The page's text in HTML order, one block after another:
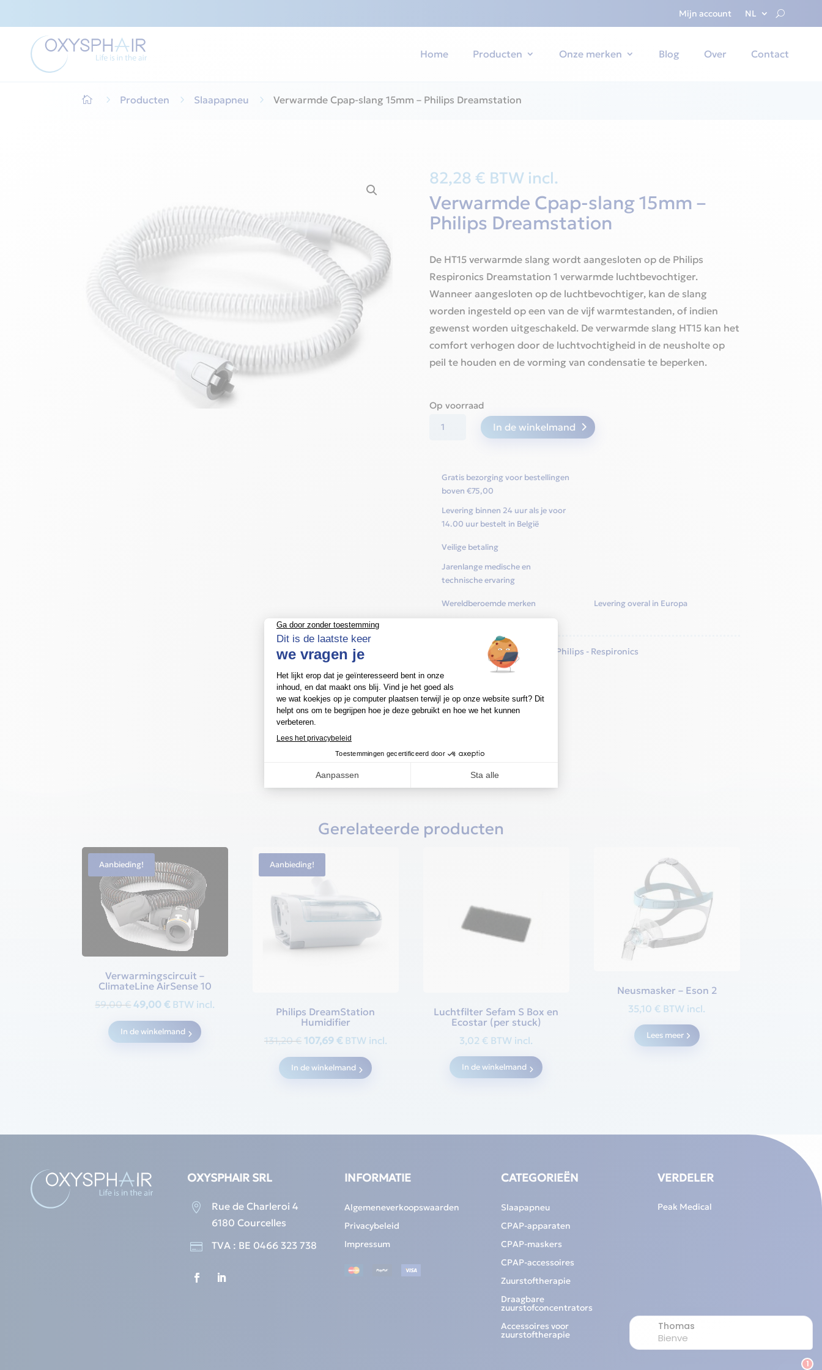
Mijn account NL
Home Producten Onze merken Blog Over Contact
 5 Producten 5 Slaapapneu 5 Verwarmde Cpap-slang 15mm – Philips Dreamstation
82,28 € BTW incl.
Verwarmde Cpap-slang 15mm –
Philips Dreamstation
De HT15 verwarmde slang wordt aangesloten op de Philips
Respironics Dreamstation 1 verwarmde luchtbevochtiger.
Wanneer aangesloten op de luchtbevochtiger, kan de slang
worden ingesteld op een van de vijf warmtestanden, of indien
gewenst worden uitgeschakeld. De verwarmde slang HT15 kan het
comfort verhogen door de luchtvochtigheid in de neusholte op
peil te houden en de vorming van condensatie te beperken.
Op voorraad
Verwarmde
15mm
Philips
Dreamstation
aantal
In de winkelmand
Gratis bezorging voor bestellingen
boven €75,00
Levering binnen 24 uur als je voor
14.00 uur bestelt in België
Veilige betaling
Jarenlange medische en
technische ervaring
Wereldberoemde merken Levering overal in Europa
Slaapapneu Philips - Respironics
Gerelateerde producten
Aanbieding!
Verwarmingscircuit –
ClimateLine AirSense 10
59,00€ Oorspronkelijke
prijs
was:
49,00€Huidige
prijs
is:
BTW incl.
In de winkelmand
Aanbieding!
Philips DreamStation
Humidifier
131,20€ Oorspronkelijke
prijs
was:
107,69 €Huidige
prijs
is:
BTW incl.
In de winkelmand
Luchtfilter Sefam S Box en
Ecostar (per stuck)
3,02€ BTW incl.
In de winkelmand
Neusmasker – Eson 2
35,10€ BTW incl.
Lees meer
OXYSPHAIR SRL

Rue de Charleroi 4
6180 Courcelles

TVA : BE 0466 323 738
INFORMATIE
Algemeneverkoopswaarden
Privacybeleid
Impressum
CATEGORIEËN
Slaapapneu
CPAP-apparaten
CPAP-maskers
CPAP-accessoires
Zuurstoftherapie
Draagbare
zuurstofconcentrators
Accessoires voor
zuurstoftherapie
VERDELER
Peak Medical